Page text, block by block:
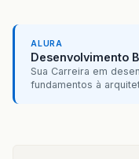
ALURA
Desenvolvimento
Sua Carreira em
fundamentos à